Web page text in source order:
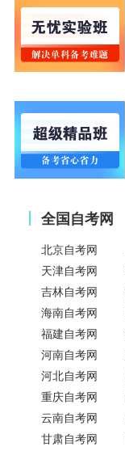
全国自考网
北京自考网
天津自考网
吉林自考网
海南自考网
福建自考网
河南自考网
河北自考网
重庆自考网
云南自考网
甘肃自考网